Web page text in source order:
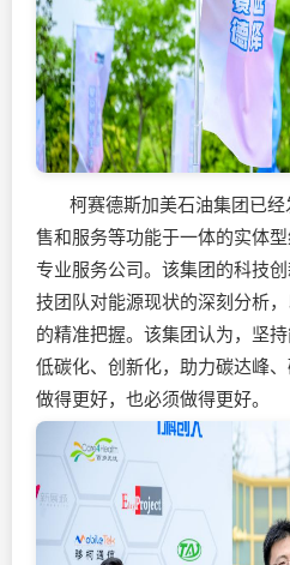
柯赛德斯加美石油集团已经
售和服务等功能于一体的实体
专业服务公司。该集团的科技
技团队对能源现状的深刻分析
的精准把握。该集团认为，坚
低碳化、创新化，助力碳达峰、
做得更好，也必须做得更好。